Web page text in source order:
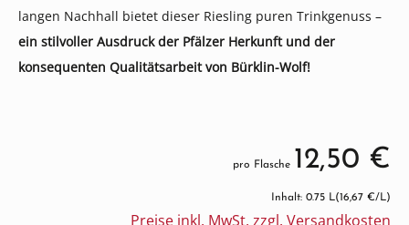
langen Nachhall bietet dieser Riesling puren Trinkgenuss –
ein stilvoller Ausdruck der Pfälzer Herkunft und der
konsequenten Qualitätsarbeit von Bürklin-Wolf!
pro Flasche 12,50 €
Inhalt: 0.75 L(16,67 €/L)
Preise inkl. MwSt. zzgl. Versandkosten